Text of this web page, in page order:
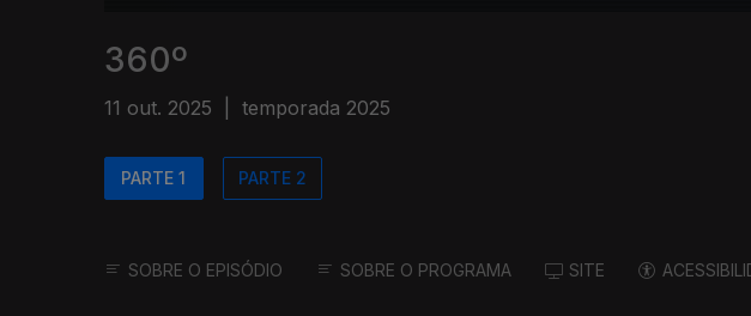
360º
11 out. 2025 temporada 2025
PARTE 1 PARTE 2
SOBRE O EPISÓDIO SOBRE O PROGRAMA SITE